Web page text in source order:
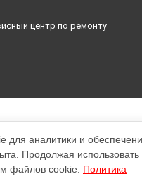
центр по ремонту
для аналитики и
Продолжая использовать
файлов cookie. Политика